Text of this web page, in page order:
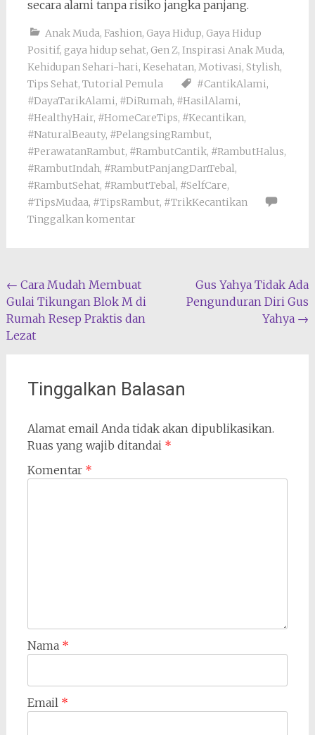
secara alami tanpa risiko jangka panjang.
Anak Muda, Fashion, Gaya Hidup, Gaya Hidup
Positif, gaya hidup sehat, Gen Z, Inspirasi Anak Muda,
Kehidupan Sehari-hari, Kesehatan, Motivasi, Stylish,
Tips Sehat, Tutorial Pemula #CantikAlami,
#DayaTarikAlami, #DiRumah, #HasilAlami,
#HealthyHair, #HomeCareTips, #Kecantikan,
#NaturalBeauty, #PelangsingRambut,
#PerawatanRambut, #RambutCantik, #RambutHalus,
#RambutIndah, #RambutPanjangDanTebal,
#RambutSehat, #RambutTebal, #SelfCare,
#TipsMudaa, #TipsRambut, #TrikKecantikan
Tinggalkan komentar
Navigasi
pos
← Cara Mudah Membuat
Gulai Tikungan Blok M di
Rumah Resep Praktis dan
Lezat
Gus Yahya Tidak Ada
Pengunduran Diri Gus
Yahya →
Tinggalkan Balasan
Alamat email Anda tidak akan dipublikasikan.
Ruas yang wajib ditandai *
Komentar *
Nama *
Email *